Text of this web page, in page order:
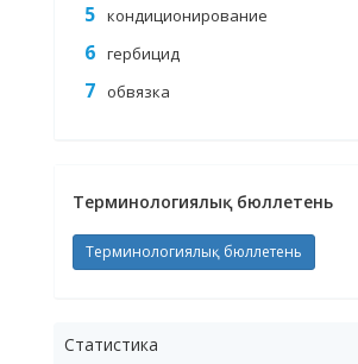
кондиционирование
гербицид
обвязка
Терминологиялық бюллетень
Терминологиялық бюллетень
Статистика